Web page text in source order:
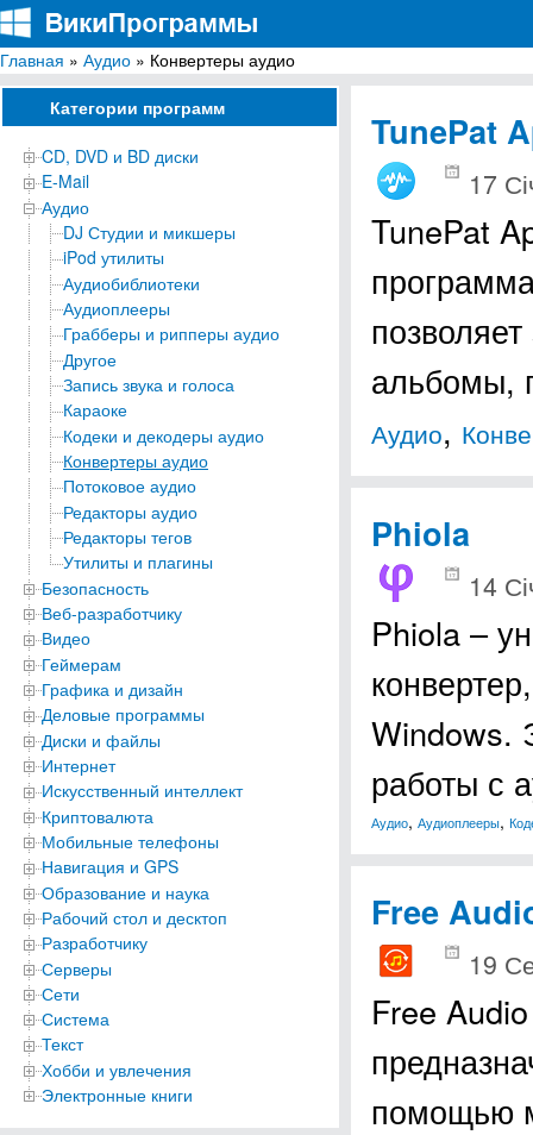
ВикиПрограммы
Энциклопедия бесплатных компьютерных программ для Windows
Главная » Аудио » Конвертеры аудио
Категории программ
CD, DVD и BD диски
E-Mail
Аудио
DJ Студии и микшеры
iPod утилиты
Аудиобиблиотеки
Аудиоплееры
Грабберы и рипперы аудио
Другое
Запись звука и голоса
Караоке
Кодеки и декодеры аудио
Конвертеры аудио
Потоковое аудио
Редакторы аудио
Редакторы тегов
Утилиты и плагины
Безопасность
Веб-разработчику
Видео
Геймерам
Графика и дизайн
Деловые программы
Диски и файлы
Интернет
Искусственный интеллект
Криптовалюта
Мобильные телефоны
Навигация и GPS
Образование и наука
Рабочий стол и десктоп
Разработчику
Серверы
Сети
Система
Текст
Хобби и увлечения
Электронные книги
TunePat
17
TunePat
альбомы,
Аудио,
Phiola
14
Phiola –
Windows.
работы с
Аудио, Аудиоплееры,
Free
19
Free
помощью